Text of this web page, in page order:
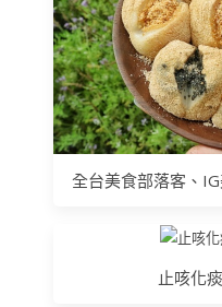
全台美食部落客、
止咳化